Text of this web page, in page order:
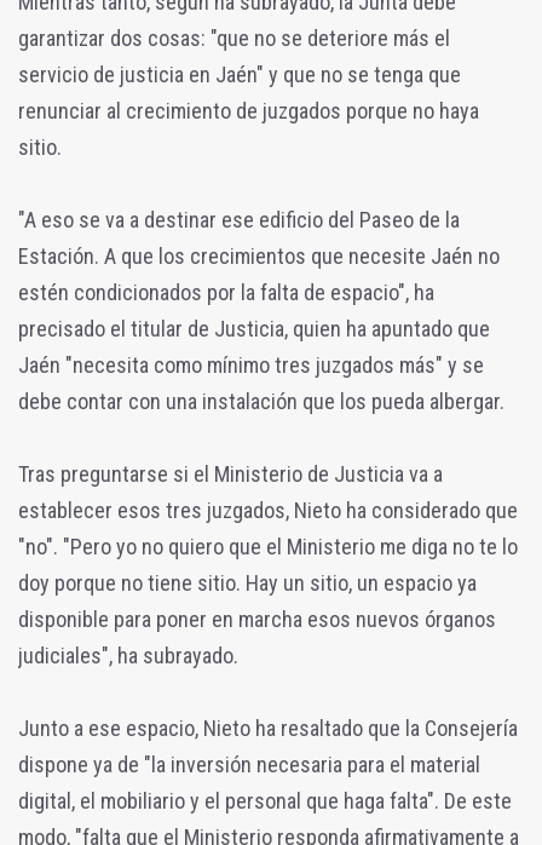
garantizar dos cosas: "que no se deteriore más el
servicio de justicia en Jaén" y que no se tenga que
renunciar al crecimiento de juzgados porque no haya
sitio.
"A eso se va a destinar ese edificio del Paseo de la
Estación. A que los crecimientos que necesite Jaén no
estén condicionados por la falta de espacio", ha
precisado el titular de Justicia, quien ha apuntado que
Jaén "necesita como mínimo tres juzgados más" y se
debe contar con una instalación que los pueda albergar.
Tras preguntarse si el Ministerio de Justicia va a
establecer esos tres juzgados, Nieto ha considerado que
"no". "Pero yo no quiero que el Ministerio me diga no te lo
doy porque no tiene sitio. Hay un sitio, un espacio ya
disponible para poner en marcha esos nuevos órganos
judiciales", ha subrayado.
Junto a ese espacio, Nieto ha resaltado que la Consejería
dispone ya de "la inversión necesaria para el material
digital, el mobiliario y el personal que haga falta". De este
modo, "falta que el Ministerio responda afirmativamente a